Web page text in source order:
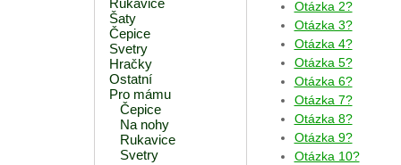
Rukavice
Šaty
Čepice
Svetry
Hračky
Ostatní
Pro mámu
Čepice
Na nohy
Rukavice
Svetry
Otázka 2?
Otázka 3?
Otázka 4?
Otázka 5?
Otázka 6?
Otázka 7?
Otázka 8?
Otázka 9?
Otázka 10?